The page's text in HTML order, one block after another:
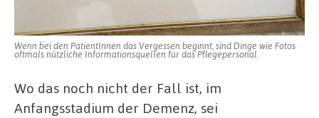
Wenn bei den PatientInnen das Vergessen beginnt, sind Dinge wie Fotos
oftmals nützliche Informationsquellen für das Pflegepersonal.
Wo das noch nicht der Fall ist, im
Anfangsstadium der Demenz, sei